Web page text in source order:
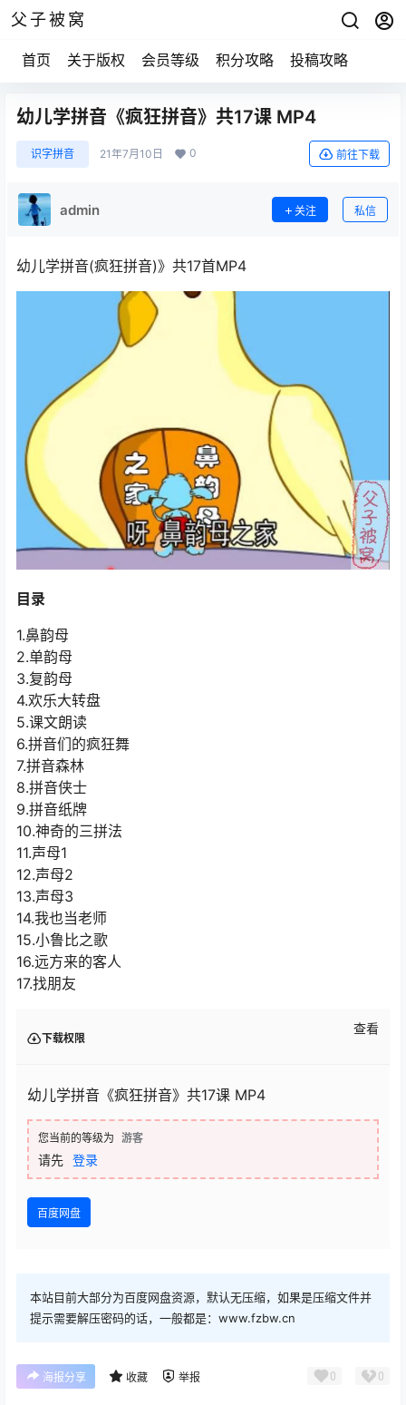
父子被窝
首页 关于版权 会员等级 积分攻略 投稿攻略
幼儿学拼音《疯狂拼音》共17课 MP4
识字拼音 21年7月10日 0 前往下载
admin 关注 私信
幼儿学拼音(疯狂拼音)》共17首MP4
目录
1.鼻韵母
2.单韵母
3.复韵母
4.欢乐大转盘
5.课文朗读
6.拼音们的疯狂舞
7.拼音森林
8.拼音侠士
9.拼音纸牌
10.神奇的三拼法
11.声母1
12.声母2
13.声母3
14.我也当老师
15.小鲁比之歌
16.远方来的客人
17.找朋友
下载权限
查看
幼儿学拼音《疯狂拼音》共17课 MP4
您当前的等级为 游客
请先 登录
百度网盘
本站目前大部分为百度网盘资源，默认无压缩，如果是压缩文件并
提示需要解压密码的话，一般都是：www.fzbw.cn
海报分享 收藏 举报 0 0